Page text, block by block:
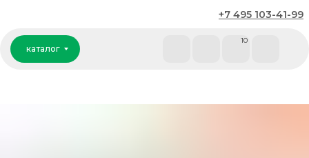
+7 495 103-41-99
каталог
10